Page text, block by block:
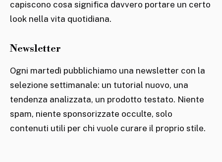
capiscono cosa significa davvero portare un certo
look nella vita quotidiana.
Newsletter
Ogni martedì pubblichiamo una newsletter con la
selezione settimanale: un tutorial nuovo, una
tendenza analizzata, un prodotto testato. Niente
spam, niente sponsorizzate occulte, solo
contenuti utili per chi vuole curare il proprio stile.